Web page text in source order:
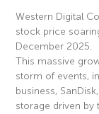
Western Digital
stock price
December 2025.
This massive
storm of events,
business,
storage driven by